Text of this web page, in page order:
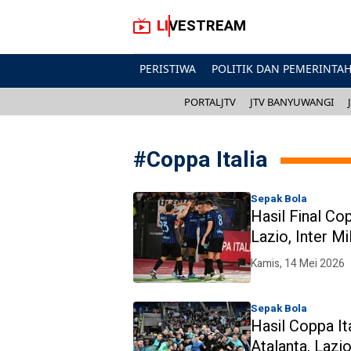
LIVESTREAM
PERISTIWA POLITIK DAN
PORTALJTV JTV BANYUWANGI
#Coppa Italia
Sepak Bola
Hasil Final
Lazio, Inter
Kamis, 14 Mei 2026
Sepak Bola
Hasil Coppa